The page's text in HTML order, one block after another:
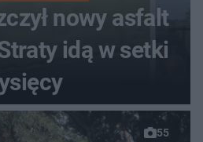
nowy asfalt
idą w setki
55